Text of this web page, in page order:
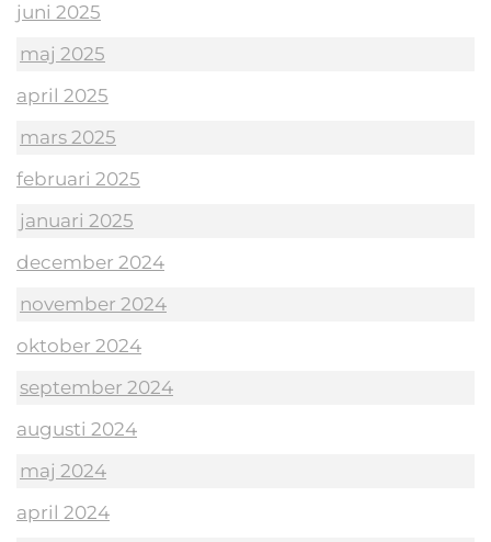
juni 2025
maj 2025
april 2025
mars 2025
februari 2025
januari 2025
december 2024
november 2024
oktober 2024
september 2024
augusti 2024
maj 2024
april 2024